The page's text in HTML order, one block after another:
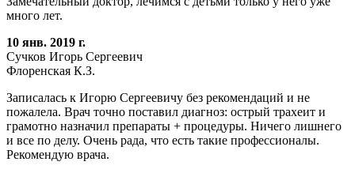
много лет.
10 янв. 2019 г.
Сучков Игорь Сергеевич
Флоренская К.З.
Записалась к Игорю Сергеевичу без рекомендаций и не
пожалела. Врач точно поставил диагноз: острый трахеит и
грамотно назначил препараты + процедуры. Ничего лишнего
и все по делу. Очень рада, что есть такие профессионалы.
Рекомендую врача.